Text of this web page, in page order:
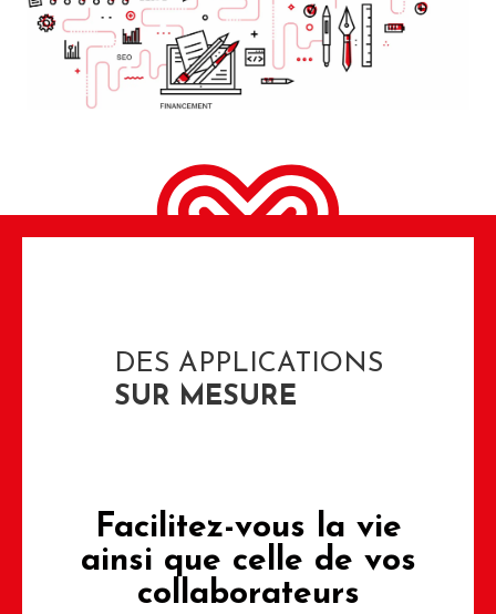
DES APPLICATIONS
SUR MESURE
Facilitez-vous la vie
ainsi que celle de vos
collaborateurs